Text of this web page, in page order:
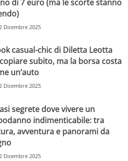
di 7 euro (ma le scorte stanno
Dicembre 2025
casual-chic di Diletta Leotta
subito, ma la borsa costa
un’auto
Dicembre 2025
segrete dove vivere un
indimenticabile: tra
avventura e panorami da
Dicembre 2025